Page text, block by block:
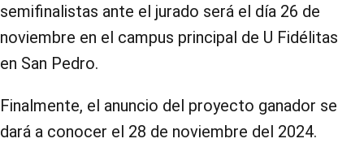
semifinalistas ante el jurado será el día 26 de
noviembre en el campus principal de U Fidélitas
en San Pedro.
Finalmente, el anuncio del proyecto ganador se
dará a conocer el 28 de noviembre del 2024.